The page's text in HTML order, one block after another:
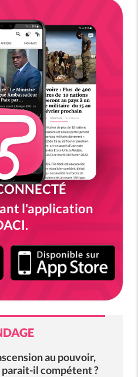
l'application
au pouvoir,
il compétent ?